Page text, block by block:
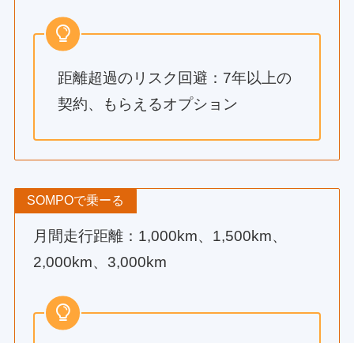
距離超過のリスク回避：7年以上の
契約、もらえるオプション
SOMPOで乗ーる
月間走行距離：1,000km、1,500km、
2,000km、3,000km